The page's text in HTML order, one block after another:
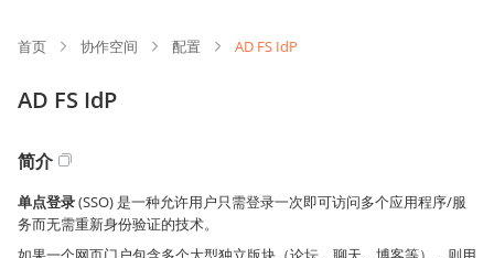
首页 协作空间 配置 AD FS IdP
AD FS IdP
简介
单点登录(SSO) 是一种允许用户只需登录一次即可访问多个应用程序/服
务而无需重新身份验证的技术。